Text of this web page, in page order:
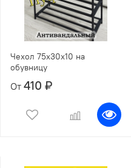
Чехол 75х30х10 на
обувницу
От 410 ₽